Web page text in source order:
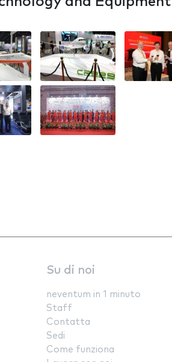
Su di noi
neventum in 1 minuto
Staff
Contatta
Sedi
Come funziona